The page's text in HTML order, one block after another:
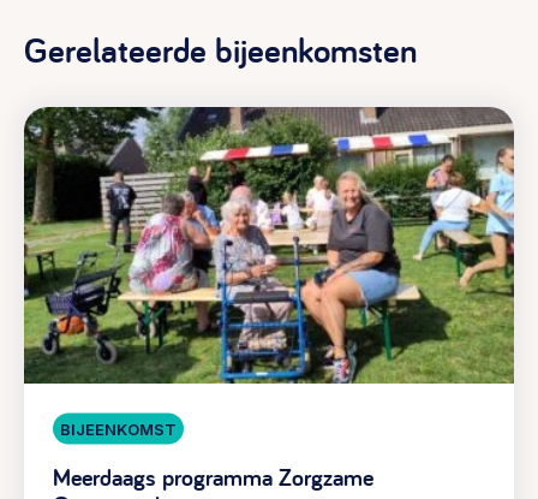
Gerelateerde bijeenkomsten
BIJEENKOMST
Meerdaags programma Zorgzame